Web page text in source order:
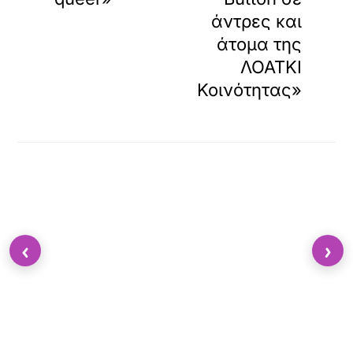
άντρες και
άτομα της
ΛΟΑΤΚΙ
Κοινότητας»
‹ ›